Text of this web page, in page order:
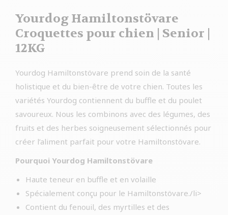
Yourdog Hamiltonstövare
Croquettes pour chien | Senior |
12KG
Yourdog Hamiltonstövare prend soin de la santé
holistique et du bien-être de votre chien. Toutes les
variétés Yourdog contiennent du buffle et du poulet
savoureux. Nous les combinons avec des légumes, des
fruits et des herbes soigneusement sélectionnés pour
créer l’aliment parfait pour votre Hamiltonstövare.
Pourquoi Yourdog Hamiltonstövare
Haute teneur en buffle et en volaille
Spécialement conçu pour le Hamiltonstövare./li>
Contient du fenouil, des myrtilles et des